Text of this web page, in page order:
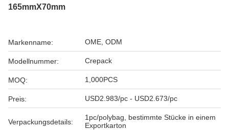
165mmX70mm
Markenname: OME, ODM
Modellnummer: Crepack
MOQ: 1,000PCS
Preis: USD2.983/pc - USD2.673/pc
Verpackungsdetails:
1pc/polybag, bestimmte Stücke in einem
Exportkarton